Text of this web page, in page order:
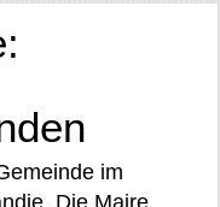
im
Die Maire